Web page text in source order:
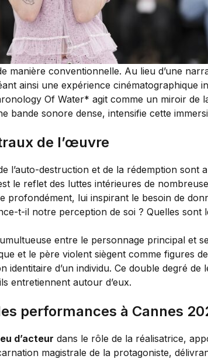
manière conventionnelle. Au lieu d’une
ainsi une expérience
Of Water* agit comme un miroir de
bande sonore dense, intensifie cette
de l’œuvre
l’auto-destruction et de la rédemption
le reflet des luttes intérieures de
profondément, lui inspirant le besoin de
t-il notre perception de soi ? Quelles sont
entre le personnage principal et
et le père violent siègent comme figures
identitaire d’un individu. Ce double degré
entretiennent autour d’eux.
performances à Cannes
d’acteur dans le rôle de la réalisatrice,
magistrale de la protagoniste,